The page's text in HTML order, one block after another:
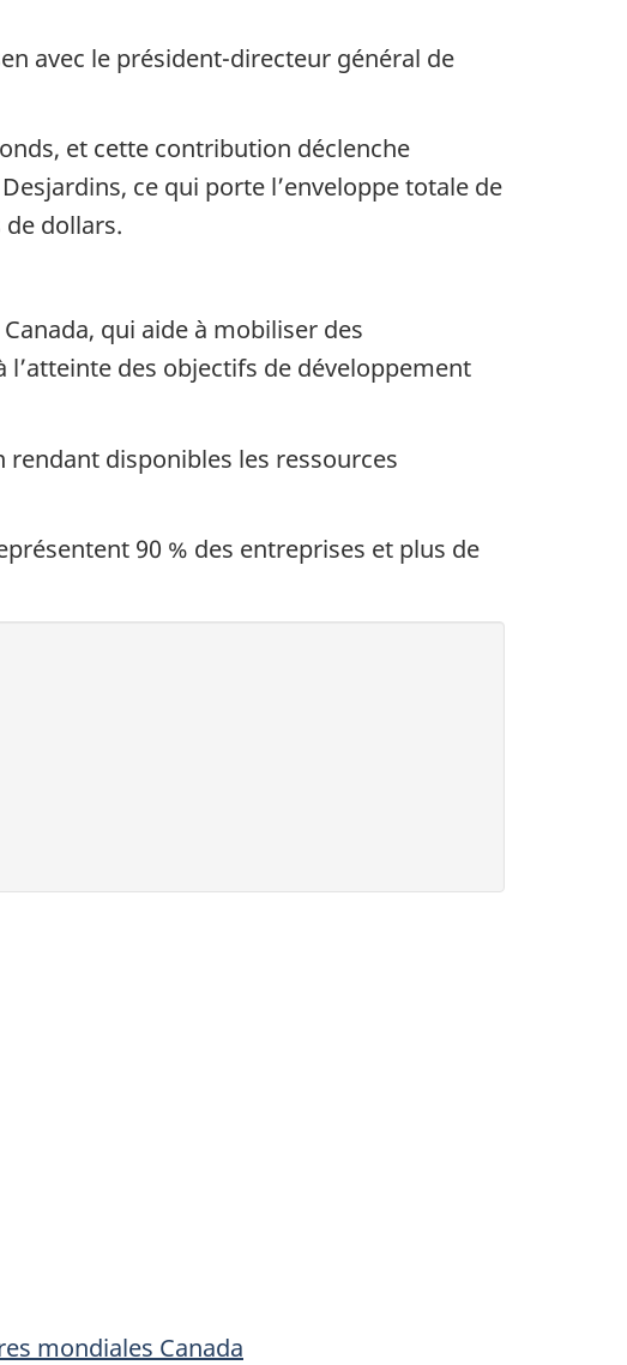
avec le président-directeur général de
et cette contribution déclenche
ce qui porte l’enveloppe totale de
dollars.
qui aide à mobiliser des
des objectifs de développement
disponibles les ressources
90 % des entreprises et plus de
mondiales Canada